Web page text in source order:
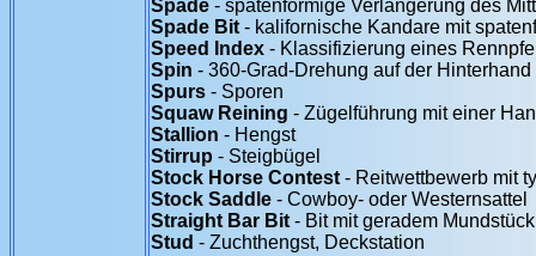
Spade - spatenförmige Verlängerung des
Spade Bit - kalifornische Kandare mit
Speed Index - Klassifizierung eines
Spin - 360-Grad-Drehung auf der Hinterhand
Spurs - Sporen
Squaw Reining - Zügelführung mit einer
Stallion - Hengst
Stirrup - Steigbügel
Stock Horse Contest - Reitwettbewerb mit
Stock Saddle - Cowboy- oder Westernsattel
Straight Bar Bit - Bit mit geradem
Stud - Zuchthengst, Deckstation